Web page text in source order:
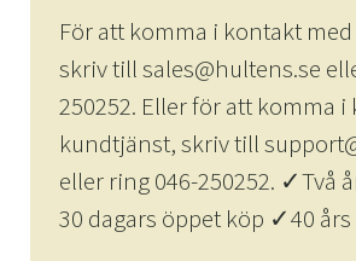
För att komma i kontakt
skriv till sales@hultens.se
250252. Eller för att komma
kundtjänst, skriv till
eller ring 046-250252. ✓Två
30 dagars öppet köp ✓40